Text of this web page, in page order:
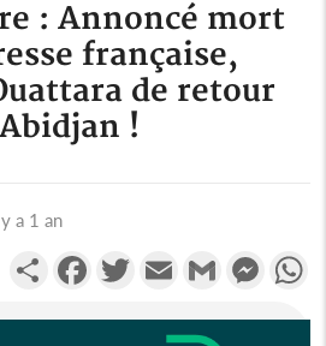
: Annoncé mort
française,
de retour
!
a 1 an
PartagerFacebookTwitterEmail Gmail